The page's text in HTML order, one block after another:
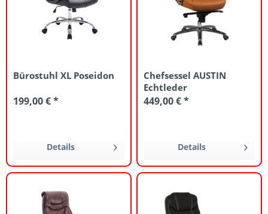
Bürostuhl XL Poseidon
199,00 € *
Details
Chefsessel AUSTIN
Echtleder
449,00 € *
Details